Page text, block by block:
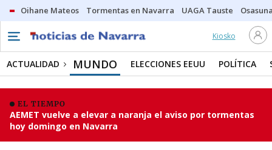
Oihane Mateos Tormentas en Navarra UAGA Tauste
Kiosko
ACTUALIDAD MUNDO ELECCIONES EEUU POLÍTICA
EL TIEMPO
AEMET vuelve a elevar a naranja el aviso por tormentas
hoy domingo en Navarra